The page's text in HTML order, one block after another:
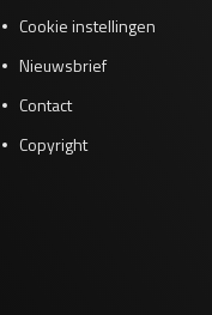
Cookie instellingen
Nieuwsbrief
Contact
Copyright